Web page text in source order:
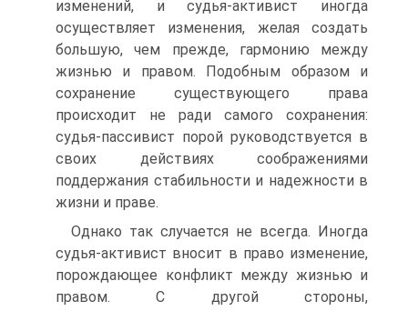
изменений, и судья-активист иногда
осуществляет изменения, желая создать
большую, чем прежде, гармонию между
жизнью и правом. Подобным образом и
сохранение существующего права
происходит не ради самого сохранения:
судья-пассивист порой руководствуется в
своих действиях соображениями
поддержания стабильности и надежности в
жизни и праве.
Однако так случается не всегда. Иногда
судья-активист вносит в право изменение,
порождающее конфликт между жизнью и
правом. С другой стороны,